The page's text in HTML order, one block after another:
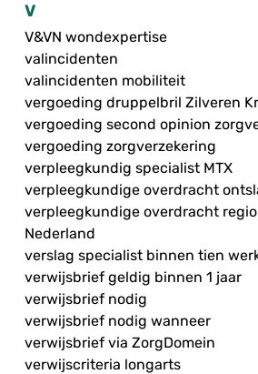
V
V&VN wondexpertise
valincidenten
valincidenten mobiliteit
vergoeding druppelbril Zilveren
vergoeding second opinion
vergoeding zorgverzekering
verpleegkundig specialist MTX
verpleegkundige overdracht
verpleegkundige overdracht
Nederland
verslag specialist binnen tien
verwijsbrief geldig binnen 1 jaar
verwijsbrief nodig
verwijsbrief nodig wanneer
verwijsbrief via ZorgDomein
verwijscriteria longarts